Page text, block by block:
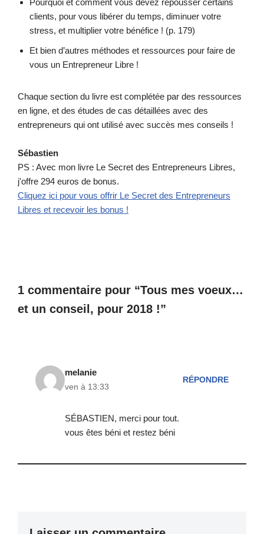
Pourquoi et comment vous devez repousser certains
clients, pour vous libérer du temps, diminuer votre
stress, et multiplier votre bénéfice ! (p. 179)
Et bien d’autres méthodes et ressources pour faire de
vous un Entrepreneur Libre !
Chaque section du livre est complétée par des ressources
en ligne, et des études de cas détaillées avec des
entrepreneurs qui ont utilisé avec succès mes conseils !
Sébastien
PS : Avec mon livre Le Secret des Entrepreneurs Libres,
j'offre 294 euros de bonus.
Cliquez ici pour vous offrir Le Secret des Entrepreneurs
Libres et recevoir les bonus !
1 commentaire pour “Tous mes voeux…
et un conseil, pour 2018 !”
melanie
ven à 13:33
RÉPONDRE
SÉBASTIEN, merci pour tout.
vous êtes béni et restez béni